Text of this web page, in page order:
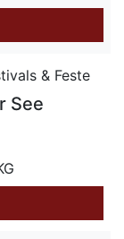
& Feste
See